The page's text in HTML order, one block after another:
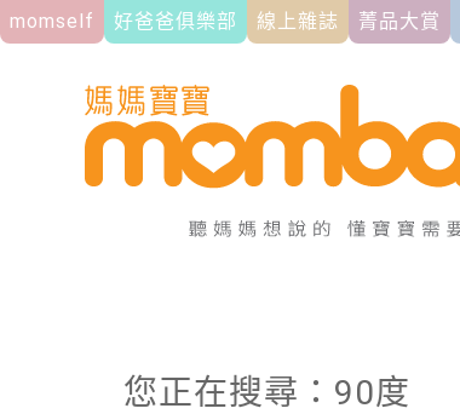
momself 好爸爸俱樂部 線上雜誌 菁品大賞
您正在搜尋：90度